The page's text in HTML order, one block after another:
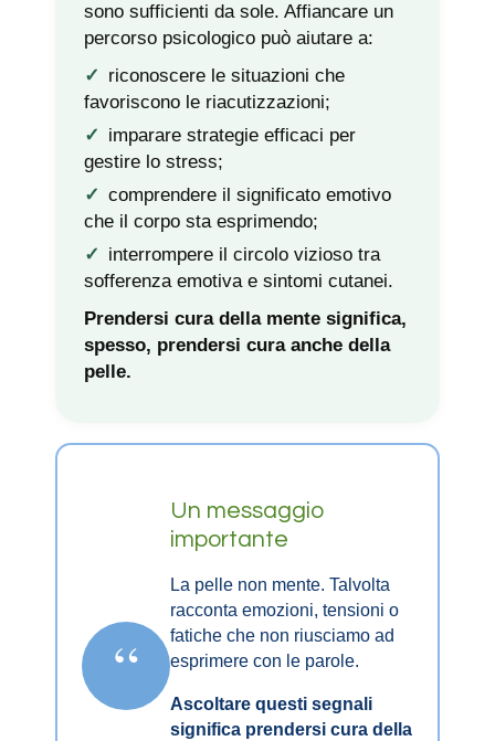
sono sufficienti da sole. Affiancare un
percorso psicologico può aiutare a:
riconoscere le situazioni che
favoriscono le riacutizzazioni;
imparare strategie efficaci per
gestire lo stress;
comprendere il significato emotivo
che il corpo sta esprimendo;
interrompere il circolo vizioso tra
sofferenza emotiva e sintomi cutanei.
Prendersi cura della mente significa,
spesso, prendersi cura anche della
pelle.
“
Un messaggio
importante
La pelle non mente. Talvolta
racconta emozioni, tensioni o
fatiche che non riusciamo ad
esprimere con le parole.
Ascoltare questi segnali
significa prendersi cura della